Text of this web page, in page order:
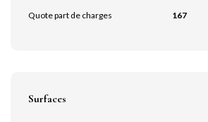
Quote part de charges 167
Surfaces